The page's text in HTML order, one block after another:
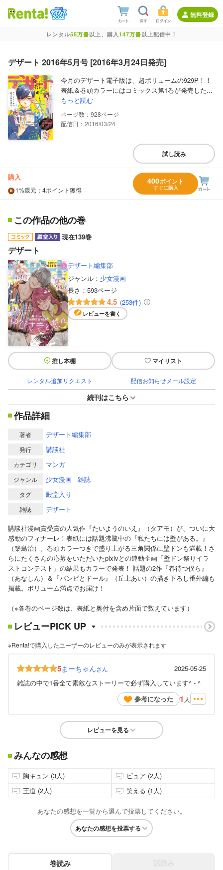
無料登録
レンタル55万冊以上、購入147万冊以上配信中！
デザート 2016年5月号 [2016年3月24日発売]
今月のデザート電子版は、超ボリュームの929P！！
表紙＆巻頭カラーにはコミックス第1巻が発売した...
もっと読む
928
配信日：2016/03/24
試し読み
購入
1%還元 ：4ポイント獲得
400ポイント
すぐに購入
この作品の他の巻
現在139巻
デザート
デザート編集部
ジャンル： 少女漫画
長さ： 593ページ
4.5 (253件)
レビューを書く
推し本棚 マイリスト
レンタル追加リクエスト 配信お知らせメール設定
続刊はこちら
作品詳細
著者 デザート編集部
発行 講談社
カテゴリ マンガ
ジャンル 少女漫画 雑誌
タグ 殿堂入り
雑誌
デザート
講談社漫画賞受賞の人気作『たいようのいえ』（タアモ）が、ついに大
感動のフィナーレ！表紙には話題沸騰中の『私たちには壁がある。』
（築島治）。巻頭カラーつきで盛り上がる三角関係に壁ドンも満載！さ
らにたくさんの応募をいただいたpixivとの連動企画「壁ドン祭りイラ
ストコンテスト」の結果もカラーで発表！ 話題の2作『春待つ僕ら』
（あなしん）＆『バンビとドール』（丘上あい）の描き下ろし番外編も
掲載。ボリューム満点でお届け！
（※各巻のページ数は、表紙と奥付を含め片面で数えています）
レビューPICK UP
※Renta!で購入したユーザーのレビューのみが表示されます
5まーちゃんさん
2025-05-25
雑誌の中で1番全て素敵なストーリーで必ず購入しています^ - ^
参考になった
1 人
レビューを見る
みんなの感想
胸キュン (3人)
ピュア (2人)
王道 (2人)
笑える (1人)
あなたの感想を一覧から選んで投票してください。
あなたの感想を投票する
巻読み